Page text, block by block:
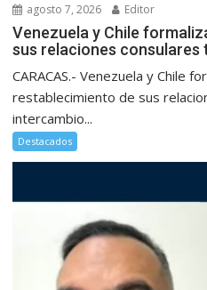
agosto 7, 2026 Editor
Venezuela y Chile
sus relaciones consulares
CARACAS.- Venezuela y Chile
restablecimiento de sus
intercambio...
Destacados